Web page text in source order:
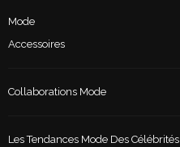
Mode
Accessoires
Collaborations Mode
Les Tendances Mode Des Célébrités